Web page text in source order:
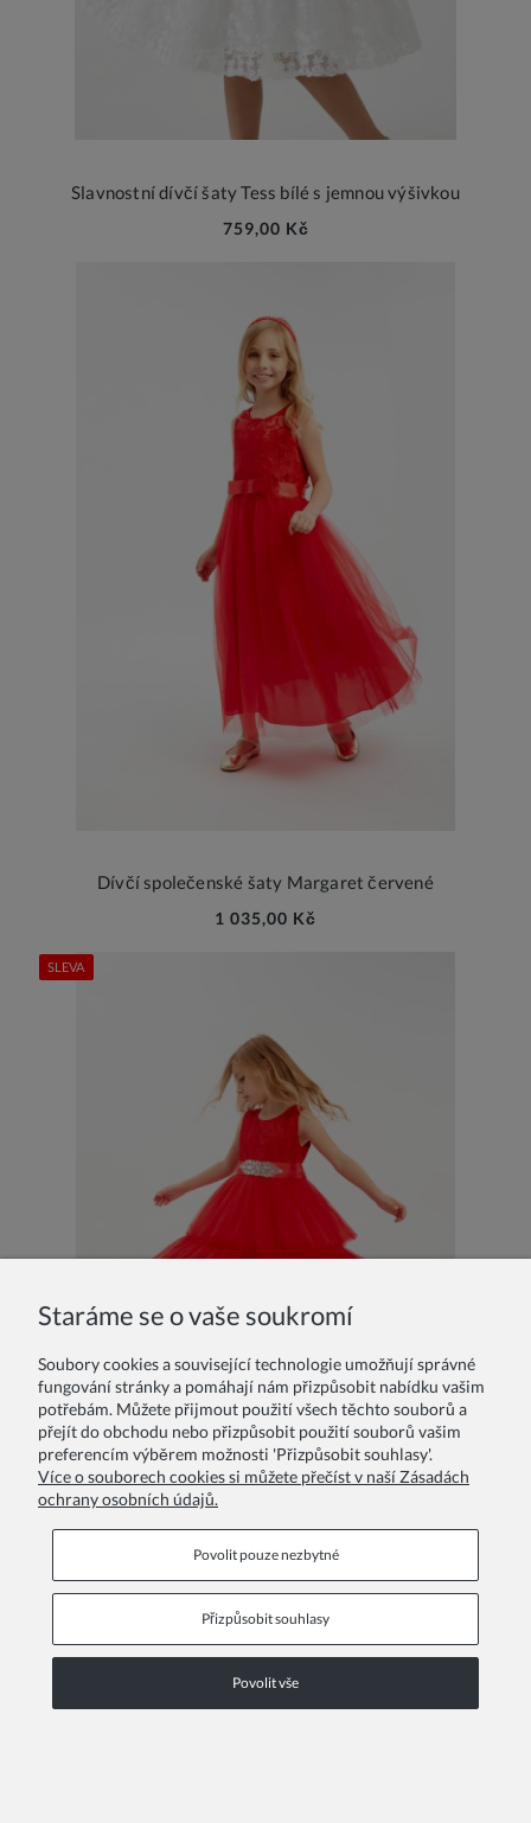
Slavnostní dívčí šaty Tess bílé s jemnou výšivkou
759,00 Kč
Dívčí společenské šaty Margaret červené
1 035,00 Kč
1 064,00 Kč
Běžná cena:1 520,00 Kč
Nejnižší celková cena za posledních 30 dní před snížením ceny.:
SLEVA
Staráme se o vaše soukromí
Soubory cookies a související technologie umožňují správné
fungování stránky a pomáhají nám přizpůsobit nabídku vašim
potřebám. Můžete přijmout použití všech těchto souborů a
přejít do obchodu nebo přizpůsobit použití souborů vašim
preferencím výběrem možnosti 'Přizpůsobit souhlasy'.
Více o souborech cookies si můžete přečíst v naší Zásadách
ochrany osobních údajů.
Povolit pouze nezbytné
Přizpůsobit souhlasy
Povolit vše